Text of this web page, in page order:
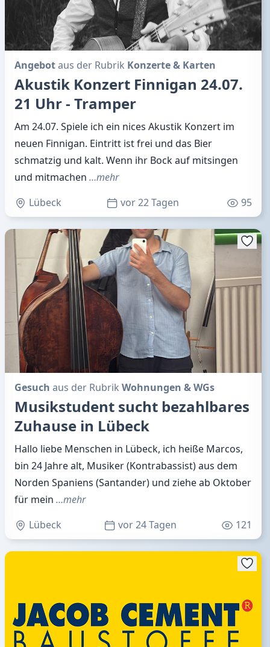
Angebotaus der Rubrik Konzerte & Karten
Akustik Konzert Finnigan 24.07.
21 Uhr - Tramper
Am 24.07. Spiele ich ein nices Akustik Konzert im
neuen Finnigan. Eintritt ist frei und das Bier
schmatzig und kalt. Wenn ihr Bock auf mitsingen
und mitmachen …mehr
Lübeck
vor 22 Tagen 95
Gesuch aus der Rubrik Wohnungen & WGs
Musikstudent sucht bezahlbares
Zuhause in Lübeck
Hallo liebe Menschen in Lübeck, ich heiße Marcos,
bin 24 Jahre alt, Musiker (Kontrabassist) aus dem
Norden Spaniens (Santander) und ziehe ab Oktober
für mein …mehr
Lübeck
vor 24 Tagen 121